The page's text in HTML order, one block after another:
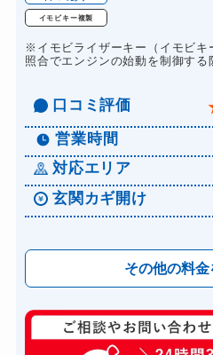
ドアノブカギ交換
イモビキー複製
※イモビライザーキー（イモビキ
照合でエンジンの始動を制御する
口コミ評価
営業時間
対応エリア
玄関カギ開け
その他の料金
玄関カギ修理